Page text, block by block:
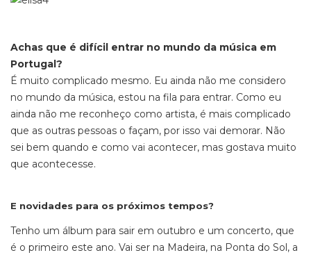
Achas que é difícil entrar no mundo da música em
Portugal?
É muito complicado mesmo. Eu ainda não me considero
no mundo da música, estou na fila para entrar. Como eu
ainda não me reconheço como artista, é mais complicado
que as outras pessoas o façam, por isso vai demorar. Não
sei bem quando e como vai acontecer, mas gostava muito
que acontecesse.
E novidades para os próximos tempos?
Tenho um álbum para sair em outubro e um concerto, que
é o primeiro este ano. Vai ser na Madeira, na Ponta do Sol, a